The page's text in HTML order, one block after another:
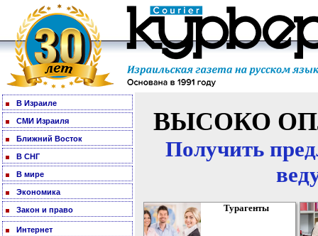
В Израиле
СМИ Израиля
Ближний Восток
В СНГ
В мире
Экономика
Закон и право
Интернет
ВЫСОКО
Получить
Турагенты